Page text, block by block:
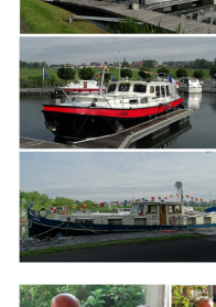
Branding